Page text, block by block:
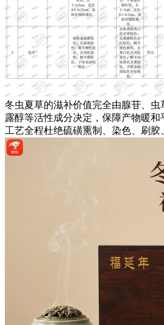
冬虫夏草的滋补价值完全由腺苷、
露醇等活性成分决定，保障产物暖
工艺全程杜绝硫磺熏制、染色、刷胶